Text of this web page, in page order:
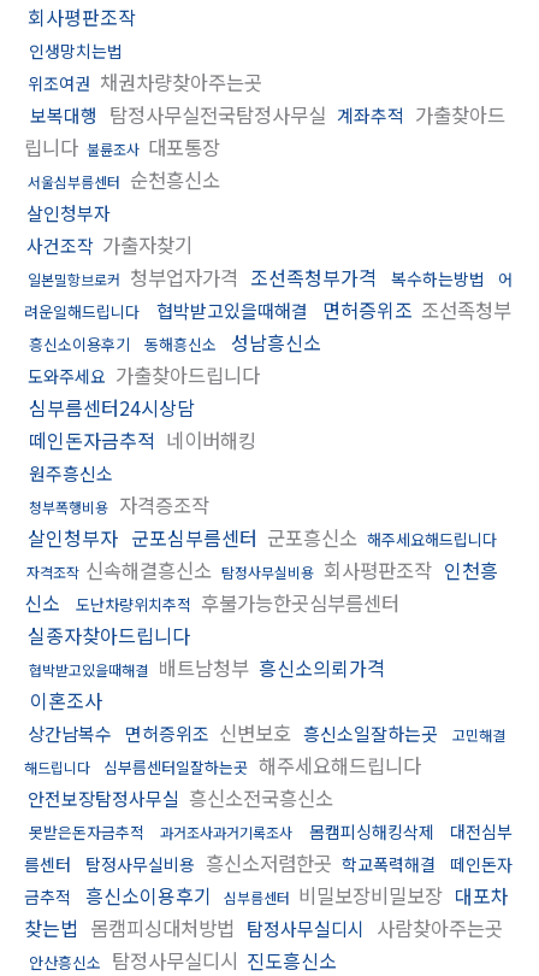
회사평판조작
인생망치는법
위조여권 채권차량찾아주는곳
보복대행 탐정사무실전국탐정사무실 계좌추적 가출찾아드
립니다 불륜조사 대포통장
서울심부름센터 순천흥신소
살인청부자
사건조작 가출자찾기
일본밀항브로커 청부업자가격 조선족청부가격 복수하는방법
어
려운일해드립니다
협박받고있을때해결 면허증위조 조선족청부
흥신소이용후기 동해흥신소 성남흥신소
도와주세요 가출찾아드립니다
심부름센터24시상담
떼인돈자금추적 네이버해킹
원주흥신소
청부폭행비용 자격증조작
살인청부자 군포심부름센터 군포흥신소 해주세요해드립니다
자격조작 신속해결흥신소 탐정사무실비용 회사평판조작 인천흥
신소
도난차량위치추적 후불가능한곳심부름센터
실종자찾아드립니다
협박받고있을때해결 배트남청부 흥신소의뢰가격
이혼조사
상간남복수 면허증위조 신변보호 흥신소일잘하는곳
고민해결
해드립니다
심부름센터일잘하는곳 해주세요해드립니다
안전보장탐정사무실 흥신소전국흥신소
못받은돈자금추적 과거조사과거기록조사 몸캠피싱해킹삭제
대전심부
름센터
탐정사무실비용 흥신소저렴한곳 학교폭력해결
떼인돈자
금추적
흥신소이용후기 심부름센터 비밀보장비밀보장 대포차
찾는법 몸캠피싱대처방법 탐정사무실디시 사람찾아주는곳
안산흥신소 탐정사무실디시 진도흥신소